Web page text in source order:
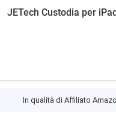
JETech Custodia per
In qualità di Affiliato